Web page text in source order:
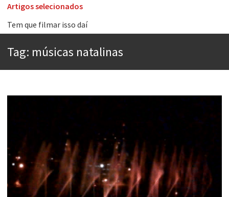
Artigos selecionados
Tem que filmar isso daí
Aprender a fracassar é o segredo do sucesso
Esse tal de Rock Gaúcho
Voto obrigatório é correto?
Se queres salvar o mundo, o veganismo não é a resposta
Tag: músicas natalinas